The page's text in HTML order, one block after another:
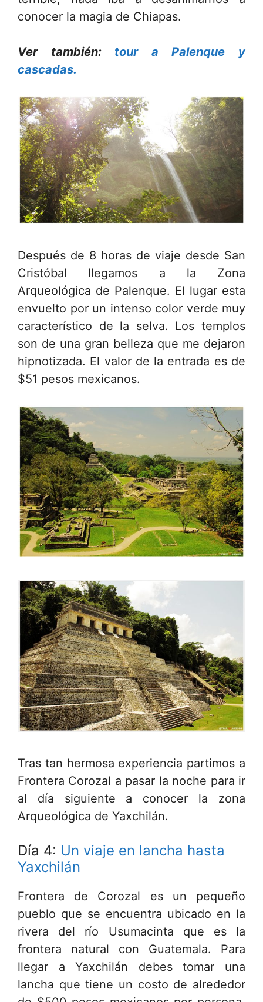
conocer la magia de Chiapas.
Ver también: tour a Palenque y
cascadas.
Después de 8 horas de viaje desde San
Cristóbal llegamos a la Zona
Arqueológica de Palenque. El lugar esta
envuelto por un intenso color verde muy
característico de la selva. Los templos
son de una gran belleza que me dejaron
hipnotizada. El valor de la entrada es de
$51 pesos mexicanos.
Tras tan hermosa experiencia partimos a
Frontera Corozal a pasar la noche para ir
al día siguiente a conocer la zona
Arqueológica de Yaxchilán.
Día 4: Un viaje en lancha hasta
Yaxchilán
Frontera de Corozal es un pequeño
pueblo que se encuentra ubicado en la
rivera del río Usumacinta que es la
frontera natural con Guatemala. Para
llegar a Yaxchilán debes tomar una
lancha que tiene un costo de alrededor